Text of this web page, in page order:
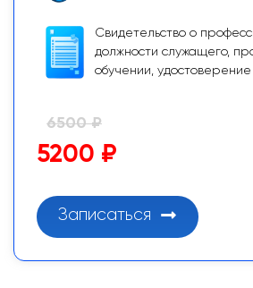
Свидетельство о
должности служащего,
обучении, удостоверение
6500 ₽
5200 ₽
Записаться